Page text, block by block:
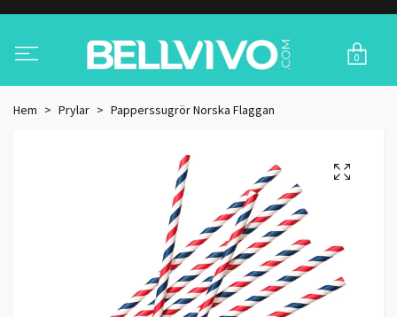
0
Hem Prylar Papperssugrör Norska Flaggan